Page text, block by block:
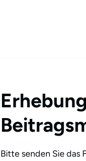
Bitte senden Sie das